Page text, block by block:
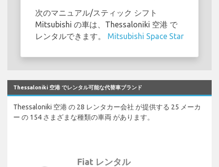
次のマニュアル/スティック シフト
Mitsubishi の車は、Thessaloniki 空港 で
レンタルできます。 Mitsubishi Space Star
Thessaloniki 空港 でレンタル可能な代替車ブランド
Thessaloniki 空港 の 28 レンタカー会社 が提供する 25 メーカ
ー の 154 さまざまな種類の車両 があります。
Fiat レンタル